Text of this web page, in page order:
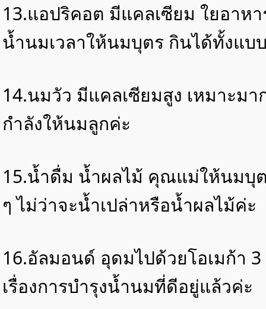
13.แอปริคอต มีแคลเซียม ใยอาห
น้ำนมเวลาให้นมบุตร กินได้ทั้งแบ
14.นมวัว มีแคลเซียมสูง เหมาะม
กำลังให้นมลูกค่ะ
15.น้ำดื่ม น้ำผลไม้ คุณแม่ให้นมบุ
ๆ ไม่ว่าจะน้ำเปล่าหรือน้ำผลไม้ค่ะ
16.อัลมอนด์ อุดมไปด้วยโอเมก้า
เรื่องการบำรุงน้ำนมที่ดีอยู่แล้วค่ะ